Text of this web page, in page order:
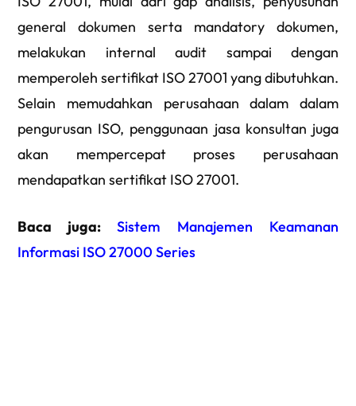
general dokumen serta mandatory dokumen,
melakukan internal audit sampai dengan
memperoleh sertifikat ISO 27001 yang dibutuhkan.
Selain memudahkan perusahaan dalam dalam
pengurusan ISO, penggunaan jasa konsultan juga
akan mempercepat proses perusahaan
mendapatkan sertifikat ISO 27001.
Baca juga: Sistem Manajemen Keamanan
Informasi ISO 27000 Series